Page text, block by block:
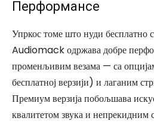
Перформансе
Упркос томе што нуди бесплатно
Audiomack одржава добре
променљивим везама — са
бесплатној верзији) и лаганим
Премиум верзија побољшава
квалитетом звука и